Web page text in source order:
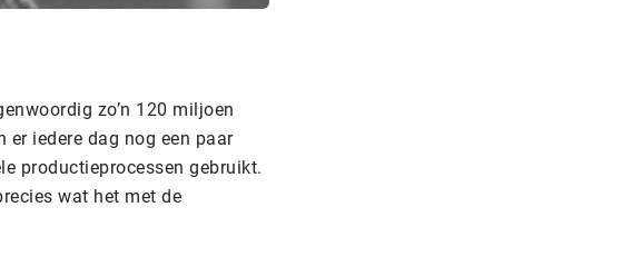
zo’n 120 miljoen
iedere dag nog een paar
productieprocessen gebruikt.
wat het met de